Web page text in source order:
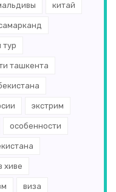
китай
тур
ташкента
экстрим
особенности
хиве
виза